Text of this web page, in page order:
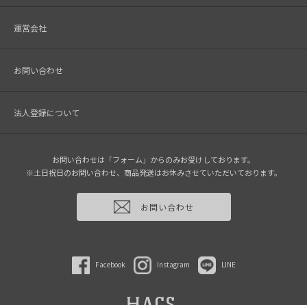
運営会社
お問い合わせ
法人登録について
お問い合わせは「フォーム」からのみお受けしております。
※土日祝日のお問い合わせ、商品発送はお休みさせていただいております。
お問い合わせ
Facebook Instagram LINE